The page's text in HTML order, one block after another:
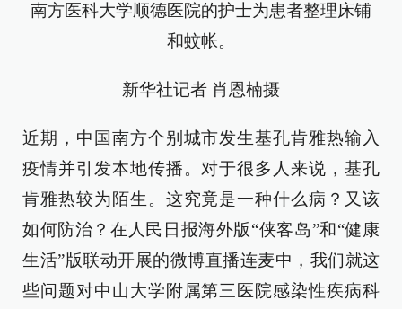
南方医科大学顺德医院的护士为患者整理床铺
和蚊帐。
新华社记者 肖恩楠摄
近期，中国南方个别城市发生基孔肯雅热输入
疫情并引发本地传播。对于很多人来说，基孔
肯雅热较为陌生。这究竟是一种什么病？又该
如何防治？在人民日报海外版“侠客岛”和“健康
生活”版联动开展的微博直播连麦中，我们就这
些问题对中山大学附属第三医院感染性疾病科